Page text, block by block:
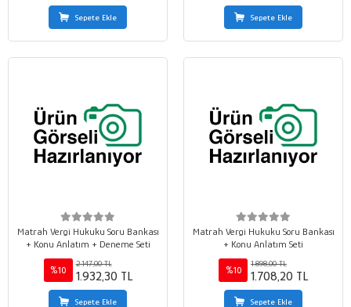
Sepete Ekle Sepete Ekle
Matrah Vergi Hukuku Soru Bankası
+ Konu Anlatım + Deneme Seti
%10
2.147,00 TL
1.932,30 TL
Sepete Ekle
Matrah Vergi Hukuku Soru Bankası
+ Konu Anlatım Seti
%10
1.898,00 TL
1.708,20 TL
Sepete Ekle